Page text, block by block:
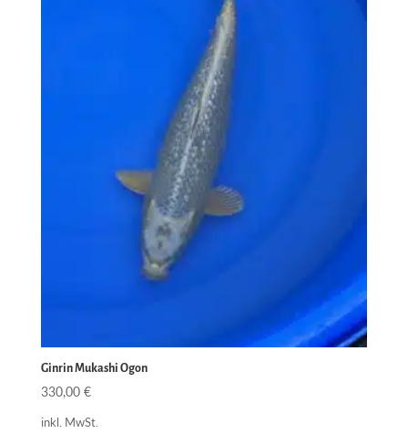
Ginrin Mukashi Ogon
330,00 €
inkl. MwSt.